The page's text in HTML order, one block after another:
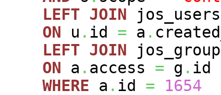
LEFT JOIN
ON u . id = a .
LEFT JOIN
ON a . access = g . id
WHERE a . id =
1654